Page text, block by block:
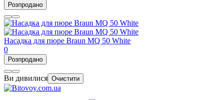
Розпродано
Насадка для пюре Braun MQ 50 White
0
Розпродано
Ви дивилися Очистити